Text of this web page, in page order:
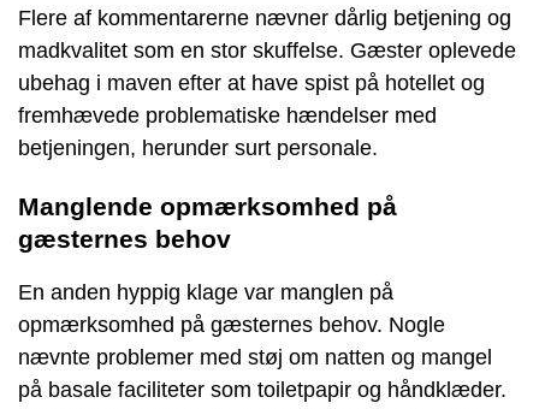
Flere af kommentarerne nævner dårlig betjening og
madkvalitet som en stor skuffelse. Gæster oplevede
ubehag i maven efter at have spist på hotellet og
fremhævede problematiske hændelser med
betjeningen, herunder surt personale.
Manglende opmærksomhed på
gæsternes behov
En anden hyppig klage var manglen på
opmærksomhed på gæsternes behov. Nogle
nævnte problemer med støj om natten og mangel
på basale faciliteter som toiletpapir og håndklæder.